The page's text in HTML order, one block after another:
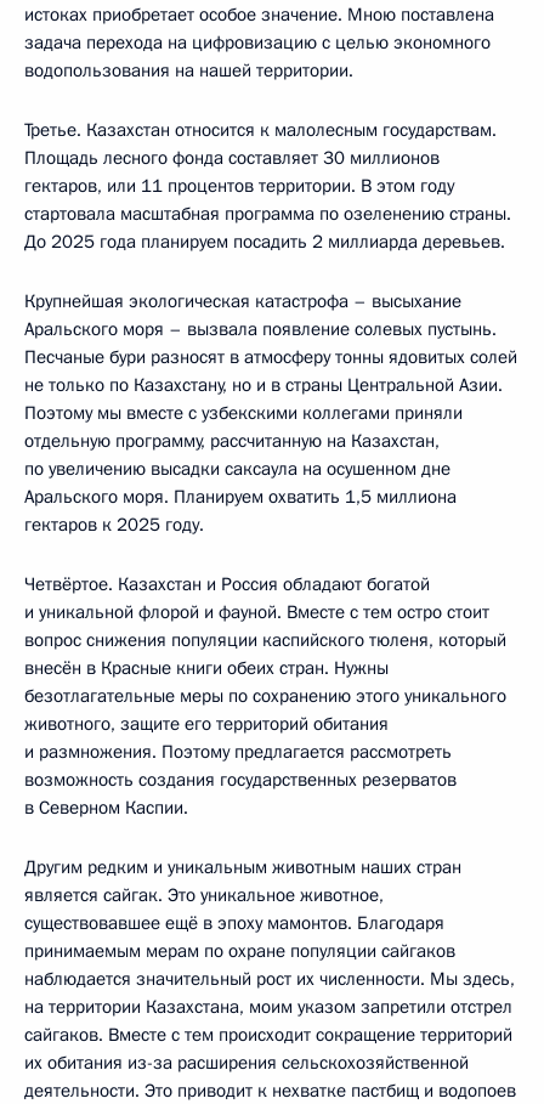
истоках приобретает особое значение. Мною поставлена
задача перехода на цифровизацию с целью экономного
водопользования на нашей территории.
Третье. Казахстан относится к малолесным государствам.
Площадь лесного фонда составляет 30 миллионов
гектаров, или 11 процентов территории. В этом году
стартовала масштабная программа по озеленению страны.
До 2025 года планируем посадить 2 миллиарда деревьев.
Крупнейшая экологическая катастрофа – высыхание
Аральского моря – вызвала появление солевых пустынь.
Песчаные бури разносят в атмосферу тонны ядовитых солей
не только по Казахстану, но и в страны Центральной Азии.
Поэтому мы вместе с узбекскими коллегами приняли
отдельную программу, рассчитанную на Казахстан,
по увеличению высадки саксаула на осушенном дне
Аральского моря. Планируем охватить 1,5 миллиона
гектаров к 2025 году.
Четвёртое. Казахстан и Россия обладают богатой
и уникальной флорой и фауной. Вместе с тем остро стоит
вопрос снижения популяции каспийского тюленя, который
внесён в Красные книги обеих стран. Нужны
безотлагательные меры по сохранению этого уникального
животного, защите его территорий обитания
и размножения. Поэтому предлагается рассмотреть
возможность создания государственных резерватов
в Северном Каспии.
Другим редким и уникальным животным наших стран
является сайгак. Это уникальное животное,
существовавшее ещё в эпоху мамонтов. Благодаря
принимаемым мерам по охране популяции сайгаков
наблюдается значительный рост их численности. Мы здесь,
на территории Казахстана, моим указом запретили отстрел
сайгаков. Вместе с тем происходит сокращение территорий
их обитания из-за расширения сельскохозяйственной
деятельности. Это приводит к нехватке пастбищ и водопоев